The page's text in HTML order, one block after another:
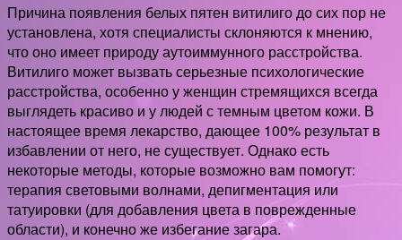
Причина появления белых пятен витилиго до сих пор не
установлена, хотя специалисты склоняются к мнению,
что оно имеет природу аутоиммунного расстройства.
Витилиго может вызвать серьезные психологические
расстройства, особенно у женщин стремящихся всегда
выглядеть красиво и у людей с темным цветом кожи. В
настоящее время лекарство, дающее 100% результат в
избавлении от него, не существует. Однако есть
некоторые методы, которые возможно вам помогут:
терапия световыми волнами, депигментация или
татуировки (для добавления цвета в поврежденные
области), и конечно же избегание загара.